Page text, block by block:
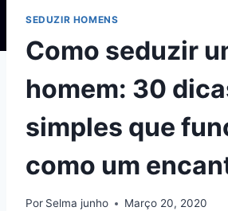
SEDUZIR HOMENS
Como seduzir
homem: 30
simples que
como um
Por Selma junho Março 20, 2020